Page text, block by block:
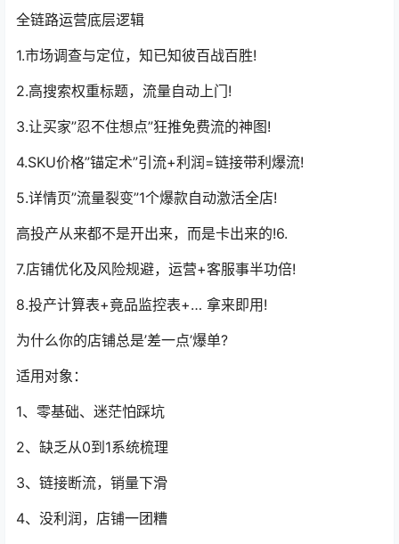
全链路运营底层逻辑
1.市场调查与定位，知已知彼百战百胜!
2.高搜索权重标题，流量自动上门!
3.让买家”忍不住想点”狂推免费流的神图!
4.SKU价格”锚定术”引流+利润=链接带利爆流!
5.详情页”流量裂变”1个爆款自动激活全店!
高投产从来都不是开出来，而是卡出来的!6.
7.店铺优化及风险规避，运营+客服事半功倍!
8.投产计算表+竟品监控表+… 拿来即用!
为什么你的店铺总是’差一点’爆单?
适用对象：
1、零基础、迷茫怕踩坑
2、缺乏从0到1系统梳理
3、链接断流，销量下滑
4、没利润，店铺一团糟